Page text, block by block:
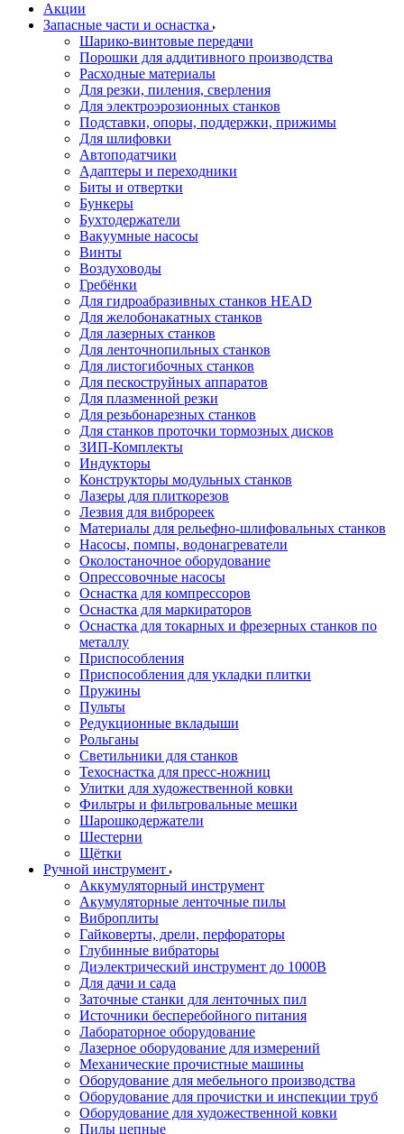
Акции
Запасные части и оснастка
Шарико-винтовые передачи
Порошки для аддитивного производства
Расходные материалы
Для резки, пиления, сверления
Для электроэрозионных станков
Подставки, опоры, поддержки, прижимы
Для шлифовки
Автоподатчики
Адаптеры и переходники
Биты и отвертки
Бункеры
Бухтодержатели
Вакуумные насосы
Винты
Воздуховоды
Гребёнки
Для гидроабразивных станков HEAD
Для желобонакатных станков
Для лазерных станков
Для ленточнопильных станков
Для листогибочных станков
Для пескоструйных аппаратов
Для плазменной резки
Для резьбонарезных станков
Для станков проточки тормозных дисков
ЗИП-Комплекты
Индукторы
Конструкторы модульных станков
Лазеры для плиткорезов
Лезвия для виброреек
Материалы для рельефно-шлифовальных станков
Насосы, помпы, водонагреватели
Околостаночное оборудование
Опрессовочные насосы
Оснастка для компрессоров
Оснастка для маркираторов
Оснастка для токарных и фрезерных станков по
металлу
Приспособления
Приспособления для укладки плитки
Пружины
Пульты
Редукционные вкладыши
Рольганы
Светильники для станков
Техоснастка для пресс-ножниц
Улитки для художественной ковки
Фильтры и фильтровальные мешки
Шарошкодержатели
Шестерни
Щётки
Ручной инструмент
Аккумуляторный инструмент
Акумуляторные ленточные пилы
Виброплиты
Гайковерты, дрели, перфораторы
Глубинные вибраторы
Диэлектрический инструмент до 1000В
Для дачи и сада
Заточные станки для ленточных пил
Источники бесперебойного питания
Лабораторное оборудование
Лазерное оборудование для измерений
Механические прочистные машины
Оборудование для мебельного производства
Оборудование для прочистки и инспекции труб
Оборудование для художественной ковки
Пилы цепные